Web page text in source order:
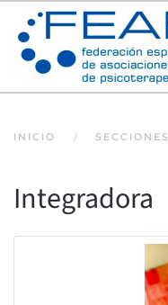
Skip to main content
INICIO SECCIONES
Integradora